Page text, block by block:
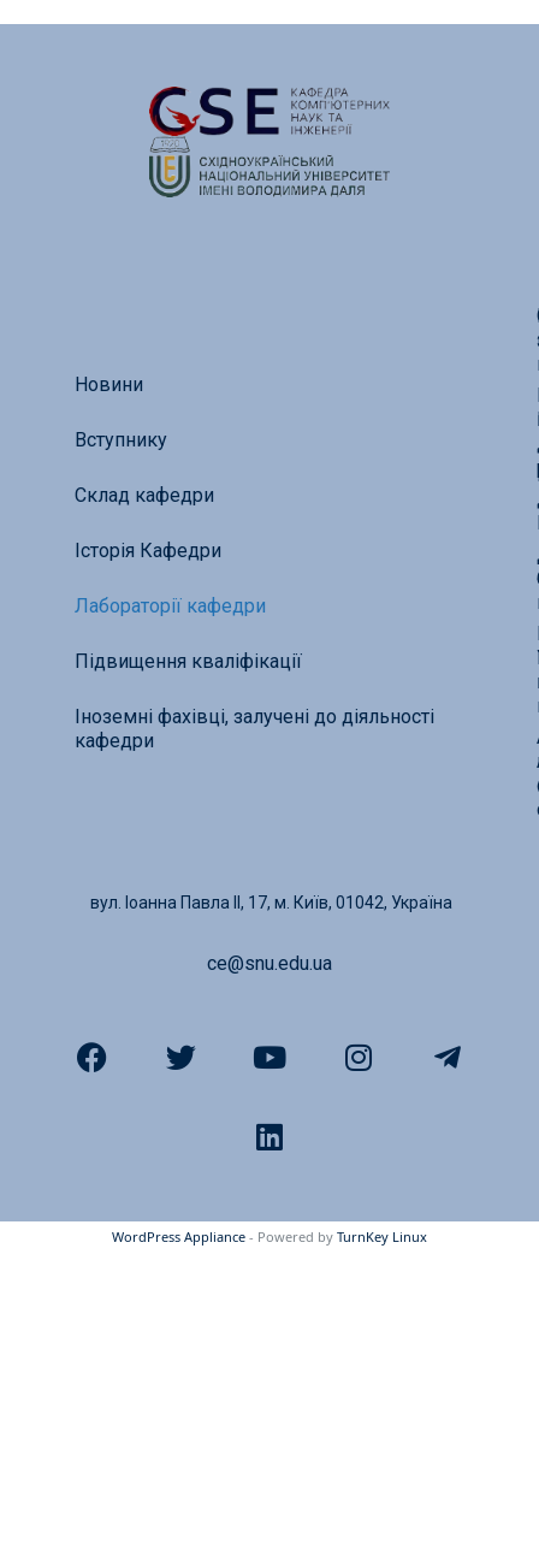
Новини
Вступнику
Склад кафедри
Історія Кафедри
Лабораторії кафедри
Підвищення кваліфікації
Іноземні фахівці, залучені до діяльності
кафедри
вул. Іоанна Павла ІІ, 17, м. Київ, 01042, Україна
ce@snu.edu.ua
WordPress Appliance - Powered by TurnKey Linux